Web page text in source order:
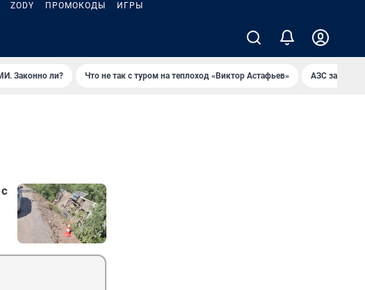
ZODY ПРОМОКОДЫ ИГРЫ
Законно ли? Что не так с туром на теплоход «Виктор Астафьев» AЗС